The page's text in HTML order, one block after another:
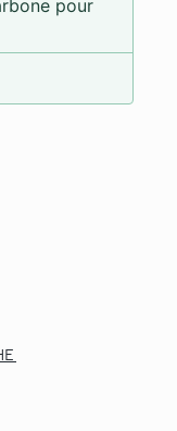
pour